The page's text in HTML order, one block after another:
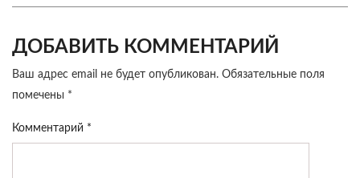
ДОБАВИТЬ КОММЕНТАРИЙ
Ваш адрес email не будет опубликован. Обязательные поля
помечены *
Комментарий *